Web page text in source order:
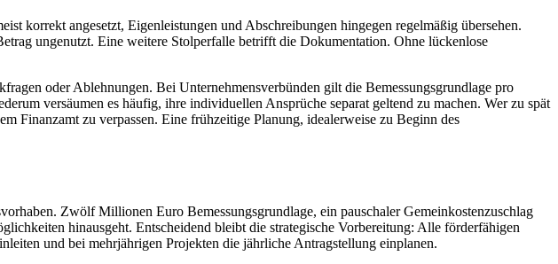
korrekt angesetzt, Eigenleistungen und Abschreibungen hingegen regelmäßig übersehen.
ungenutzt. Eine weitere Stolperfalle betrifft die Dokumentation. Ohne lückenlose
oder Ablehnungen. Bei Unternehmensverbünden gilt die Bemessungsgrundlage pro
versäumen es häufig, ihre individuellen Ansprüche separat geltend zu machen. Wer zu spät
Finanzamt zu verpassen. Eine frühzeitige Planung, idealerweise zu Beginn des
Zwölf Millionen Euro Bemessungsgrundlage, ein pauschaler Gemeinkostenzuschlag
hinausgeht. Entscheidend bleibt die strategische Vorbereitung: Alle förderfähigen
und bei mehrjährigen Projekten die jährliche Antragstellung einplanen.